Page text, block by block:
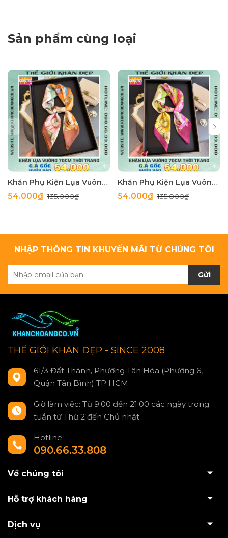
Sản phẩm cùng loại
Khăn Phụ Kiện Lụa Vuông 70cm - Thế Giới Khăn Đẹp C1062_4
54.000₫135.000₫
Khăn Phụ Kiện Lụa Vuông 70cm - Thế Giới Khăn Đẹp C1062_3
54.000₫135.000₫
NHẬP THÔNG TIN KHUYẾN MÃI TỪ CHÚNG TÔI
Gửi
THẾ GIỚI KHĂN ĐẸP - SINCE 2008
61/3 Đất Thánh, Phường Tân Hòa (Phường 6,
Quận Tân Bình) TP HCM.
Giờ làm việc: Từ 9:00 đến 21:00 các ngày trong
tuần từ Thứ 2 đến Chủ nhật
Hotline
090.66.33.808
Về chúng tôi
Hỗ trợ khách hàng
Dịch vụ